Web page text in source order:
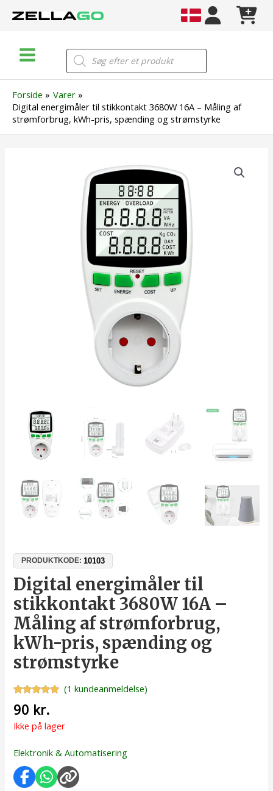
Menu
Products
search
Forside
Varer
Digital energimåler til stikkontakt 3680W 16A – Måling af
strømforbrug, kWh-pris, spænding og strømstyrke
PRODUKTKODE:10103
Digital energimåler til
stikkontakt 3680W 16A –
Måling af strømforbrug,
kWh-pris, spænding og
strømstyrke
som5.00
baseret på
(1 kundeanmeldelse)
90 kr.
Ikke på lager
Elektronik & Automatisering